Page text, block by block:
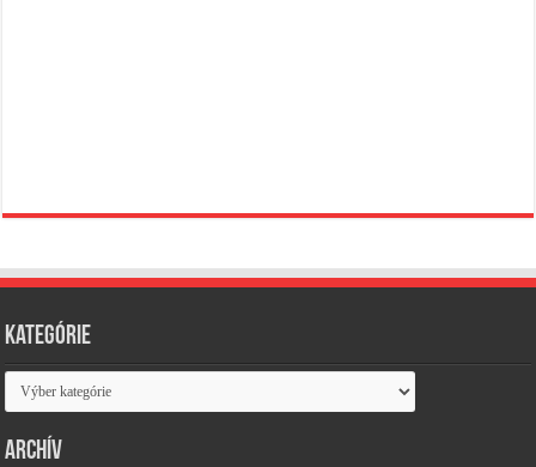
Kategórie
Kategórie
Archív